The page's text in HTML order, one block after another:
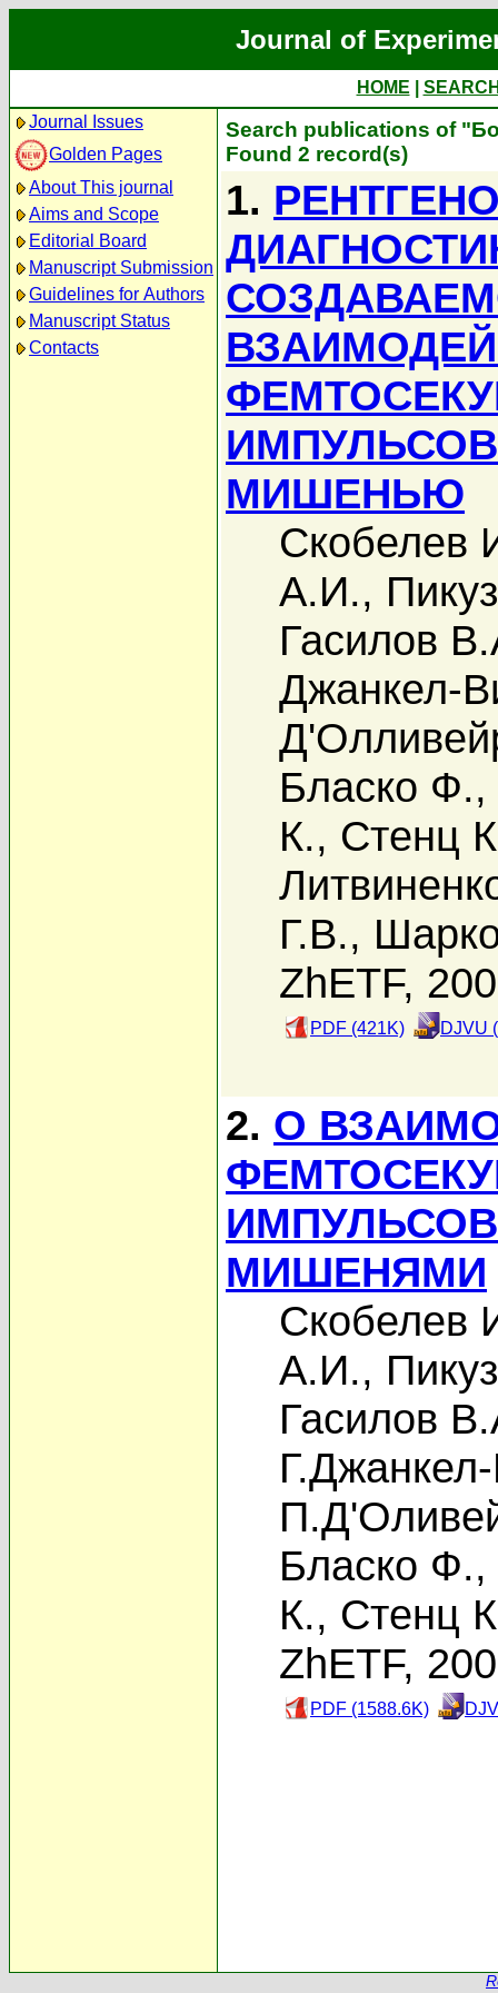
Journal of
HOME
Journal Issues
Golden Pages
About This journal
Aims and Scope
Editorial Board
Manuscript Submission
Guidelines for Authors
Manuscript Status
Contacts
Search publications of
Found 2 record(s)
1.
МИШЕНЬЮ
Скобелев
А.И.,
Гасилов
Джанкел-
Бласко Ф.,
К., Стенц
Г.В.,
ZhETF,
PDF (421K) DJVU
2. О
МИШЕНЯМИ
Скобелев
А.И.,
Гасилов
Бласко Ф.,
К., Стенц
ZhETF,
PDF (1588.6K)